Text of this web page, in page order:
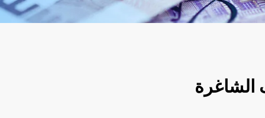
الشاغرة